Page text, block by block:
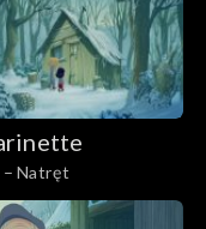
– Natręt